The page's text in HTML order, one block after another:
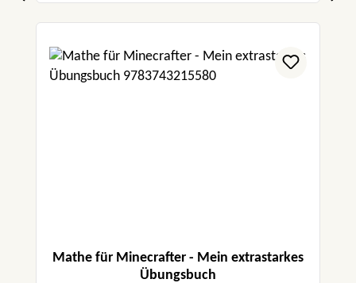
Mathe für Minecrafter - Mein extrastarkes
Übungsbuch